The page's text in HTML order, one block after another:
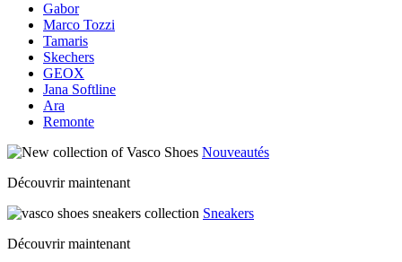
Gabor
Marco Tozzi
Tamaris
Skechers
GEOX
Jana Softline
Ara
Remonte
Nouveautés
Découvrir maintenant
Sneakers
Découvrir maintenant